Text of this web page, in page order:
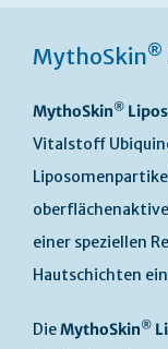
MythoSkin®
MythoSkin®
Vitalstoff
einer speziellen
Hautschichten
DieMythoSkin®